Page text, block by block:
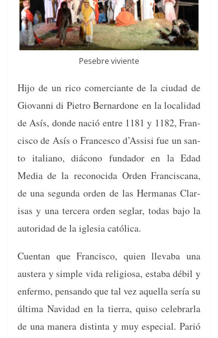
Pese­bre viviente
Hijo de un rico com­er­ciante de la ciu­dad de
Gio­van­ni di Pietro Bernar­done en la local­i­dad
de Asís, donde nació entre 1181 y 1182, Fran­
cis­co de Asís o Francesco d’Assisi fue un san­
to ital­iano, diá­cono fun­dador en la Edad
Media de la recono­ci­da Orden Fran­cis­cana,
de una segun­da orden de las Her­manas Clar­
isas y una ter­cera orden seglar, todas bajo la
autori­dad de la igle­sia católica.
Cuen­tan que Fran­cis­co, quien llev­a­ba una
austera y sim­ple vida reli­giosa, esta­ba débil y
enfer­mo, pen­san­do que tal vez aque­l­la sería su
últi­ma Navi­dad en la tier­ra, quiso cel­e­brar­la
de una man­era dis­tin­ta y muy espe­cial. Par­ió